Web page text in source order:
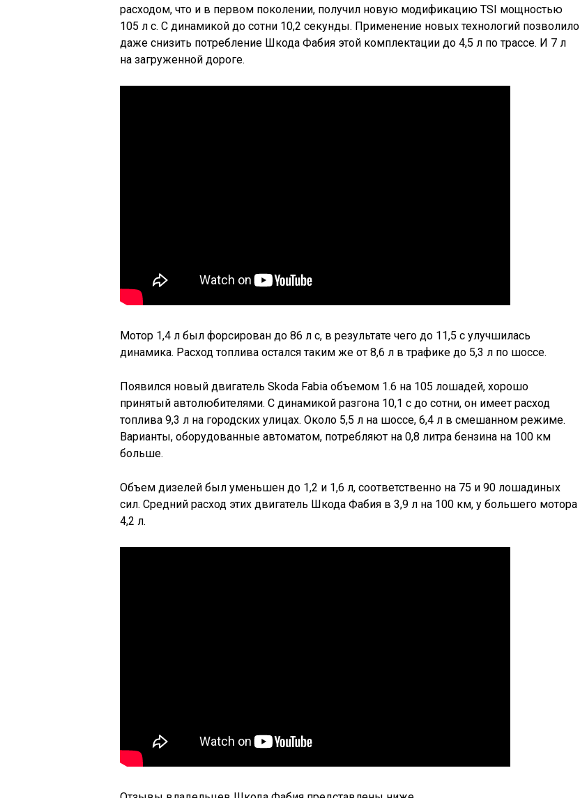
расходом, что и в первом поколении, получил новую модификацию TSI мощностью
105 л с. С динамикой до сотни 10,2 секунды. Применение новых технологий позволило
даже снизить потребление Шкода Фабия этой комплектации до 4,5 л по трассе. И 7 л
на загруженной дороге.
Мотор 1,4 л был форсирован до 86 л с, в результате чего до 11,5 с улучшилась
динамика. Расход топлива остался таким же от 8,6 л в трафике до 5,3 л по шоссе.
Появился новый двигатель Skoda Fabia объемом 1.6 на 105 лошадей, хорошо
принятый автолюбителями. С динамикой разгона 10,1 с до сотни, он имеет расход
топлива 9,3 л на городских улицах. Около 5,5 л на шоссе, 6,4 л в смешанном режиме.
Варианты, оборудованные автоматом, потребляют на 0,8 литра бензина на 100 км
больше.
Объем дизелей был уменьшен до 1,2 и 1,6 л, соответственно на 75 и 90 лошадиных
сил. Средний расход этих двигатель Шкода Фабия в 3,9 л на 100 км, у большего мотора
4,2 л.